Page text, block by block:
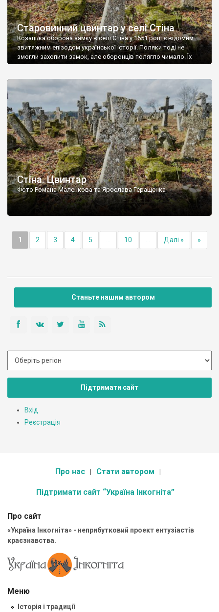
Старовинний цвинтар у селі Стіна
Козацька оборона замку в селі Стіна у 1651 році є відомим
звитяжним епізодом української історії. Поляки тоді не
змогли захопити замок, але оборонців полягло чимало. Їх
поховали на цвинтарі, який тоді називався Замковим. Нині на
ньому чимало хрестів 19 століття, є такі, де епітафії стер […]
Стіна. Цвинтар
Фото Романа Маленкова та Ярослава Геращенка
1 2 3 4 5 10 Далі » »
Станьте нашим автором
Підтримати сайт
Вхід
Реєстрація
Про нас Стати автором
Підтримати сайт “Україна Інкогніта”
Про сайт
«Україна Інкогніта» - неприбутковий проект ентузіастів
краєзнавства.
Меню
Історія і традиції